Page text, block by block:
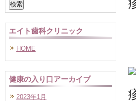
エイト歯科クリニック
HOME
健康の入り口アーカイブ
2023年1月